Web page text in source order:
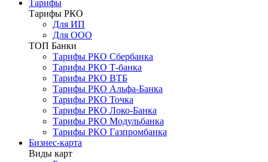
Тарифы
Тарифы РКО
Для ИП
Для ООО
ТОП Банки
Тарифы РКО Сбербанка
Тарифы РКО Т-банка
Тарифы РКО ВТБ
Тарифы РКО Альфа-Банка
Тарифы РКО Точка
Тарифы РКО Локо-Банка
Тарифы РКО Модульбанка
Тарифы РКО Газпромбанка
Бизнес-карта
Виды карт